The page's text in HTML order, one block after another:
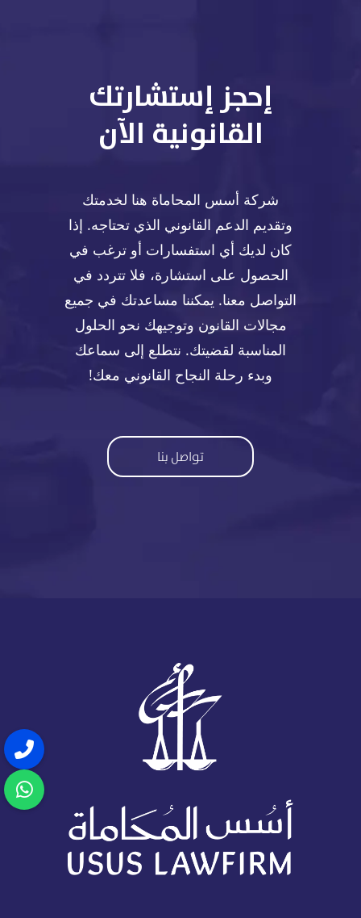
إحجز إستشارتك
القانونية الآن
شركة أسس المحاماة هنا لخدمتك
وتقديم الدعم القانوني الذي تحتاجه. إذا
كان لديك أي استفسارات أو ترغب في
الحصول على استشارة، فلا تتردد في
التواصل معنا. يمكننا مساعدتك في جميع
مجالات القانون وتوجيهك نحو الحلول
المناسبة لقضيتك. نتطلع إلى سماعك
وبدء رحلة النجاح القانوني معك!
تواصل بنا